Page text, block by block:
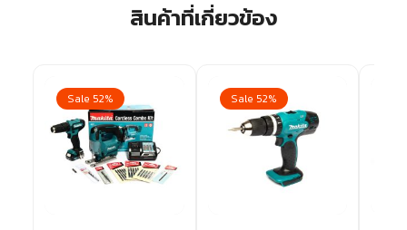
สินค้าที่เกี่ยวข้อง
Sale 52% Sale 52%